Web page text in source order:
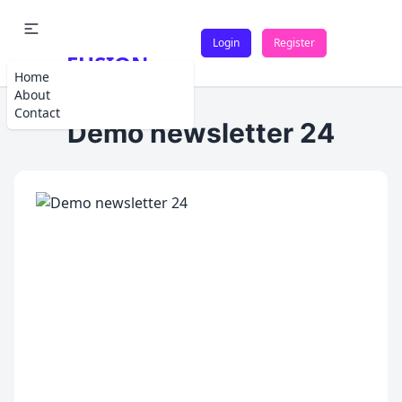
Home
About
Contact
FUSION
Login Register
Demo newsletter 24